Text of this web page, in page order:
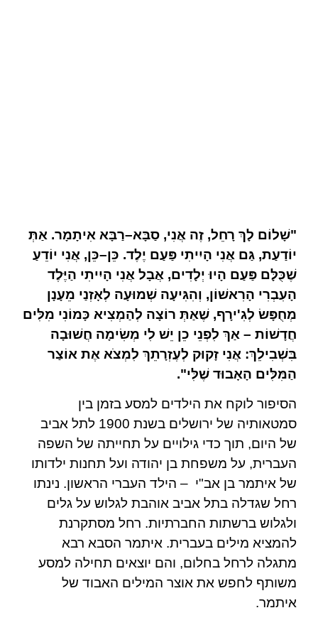
"שָׁלוֹם לָךְ רָחֵל, זֶה אֲנִי, סַבָּא–רַבָּא אִיתָמָר. אַתְּ
יוֹדַעַת, גַּם אֲנִי הָיִיתִי פַּעַם יֶלֶד. כֵּן–כֵּן, אֲנִי יוֹדֵעַ
שֶׁכֻּלָּם פַּעַם הָיוּ יְלָדִים, אֲבָל אֲנִי הָיִיתִי הַיֶּלֶד
הָעִבְרִי הָרִאשׁוֹן, וְהִגִּיעָה שְׁמוּעָה לְאָזְנַי מֵעָנָן
מְחֻפָּשׂ לְגִ'ירָף, שֶׁאַתְּ רוֹצָה לְהַמְצִיא כָּמוֹנִי מִלִּים
חֲדָשׁוֹת – אַךְ לִפְנֵי כֵן יֵשׁ לִי מְשִׂימָה חֲשׁוּבָה
בִּשְׁבִילֵךְ: אֲנִי זָקוּק לְעֶזְרָתֵךְ לִמְצֹא אֶת אוֹצַר
הַמִּלִּים הָאָבוּד שֶׁלִּי".
הסיפור לוקח את הילדים למסע בזמן בין
סמטאותיה של ירושלים בשנת
לתל אביב
של היום, תוך כדי גילויים על תחייתה של השפה
העברית, על משפחת בן יהודה ועל תחנות ילדותו
של איתמר בן אב"י – הילד העברי הראשון. נינתו
רחל שגדלה בתל אביב אוהבת לגלוש על גלים
ולגלוש ברשתות החברתיות. רחל מסתקרנת
להמציא מילים בעברית. איתמר הסבא רבא
מתגלה לרחל בחלום, והם יוצאים תחילה למסע
משותף לחפש את אוצר המילים האבוד של
איתמר.